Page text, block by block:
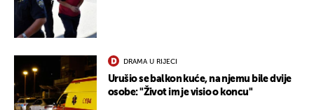
DRAMA U RIJECI
Urušio se balkon kuće, na njemu bile dvije
osobe: "Život im je visio o koncu"